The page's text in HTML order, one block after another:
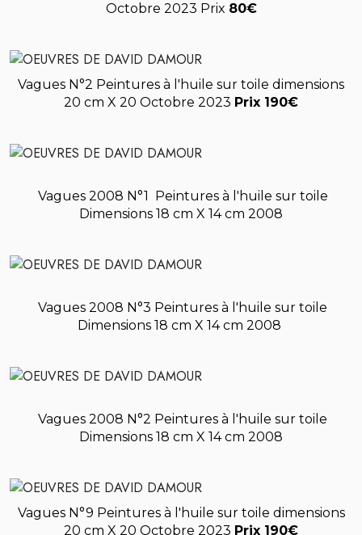
Octobre 2023 Prix 80€
Vagues N°2 Peintures à l'huile sur toile dimensions
20 cm X 20 Octobre 2023 Prix 190€
Vagues 2008 N°1 Peintures à l'huile sur toile
Dimensions 18 cm X 14 cm 2008
Vagues 2008 N°3 Peintures à l'huile sur toile
Dimensions 18 cm X 14 cm 2008
Vagues 2008 N°2 Peintures à l'huile sur toile
Dimensions 18 cm X 14 cm 2008
Vagues N°9 Peintures à l'huile sur toile dimensions
20 cm X 20 Octobre 2023 Prix 190€